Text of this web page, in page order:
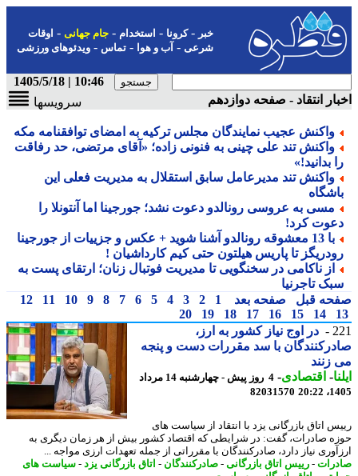
-کرونا-استخدام- جام جهانی-اوقات
شرعی-آب و هوا-تماس-ویدئوهای ورزشی
10:46 | 1405/5/18
انتقاد - صفحه دوازدهم
سرویسها
واکنش عجیب نمایندگان مجلس ترکیه به امضای توافقنامه مکه
واکنش تند علی چینی به فنونی زاده؛ «آقای مرتضی، حد رفاقت
بدانید!»
واکنش تند مدیرعامل سابق استقلال به مدیریت فعلی این
مسی به عروسی رونالدو دعوت نشد؛ جورجینا اما آنتونلا را
کرد!
با 13 معشوقه رونالدو آشنا شوید + عکس و جزییات از جورجینا
تا پاریس هیلتون حتی کیم کارداشیان !
از ناکامی در سخنگویی تا مدیریت فوتبال زنان؛ ارتقای پست به
تاجرنیا
قبل صفحه بعد 1
2
3
4
5
6
7
8
9
10
11
12
14
15
16
17
18
19
20
در اوج نیاز کشور به ارز،
با سد مقررات دست و پنجه
زنند
-اقتصادی-
4 روز پیش - چهارشنبه 14 مرداد
82031570
اتاق بازرگانی یزد با انتقاد از سیاست های
صادرات، گفت: در شرایطی که اقتصاد کشور بیش از هر زمان دیگری به
نیاز دارد، صادرکنندگان با مقرراتی از جمله تعهدات ارزی مواجه ...
- رییس اتاق بازرگانی-صادرکنندگان-اتاق بازرگانی یزد -سیاست های